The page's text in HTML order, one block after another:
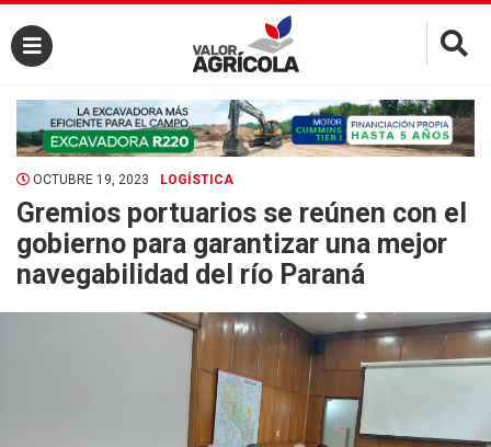
×
OCTUBRE 19, 2023 LOGÍSTICA
Gremios portuarios se reúnen con el
gobierno para garantizar una mejor
navegabilidad del río Paraná